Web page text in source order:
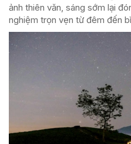
ảnh thiên văn, sáng sớm lại
nghiệm trọn vẹn từ đêm đến